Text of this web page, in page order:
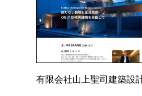
有限会社山上聖司建築設